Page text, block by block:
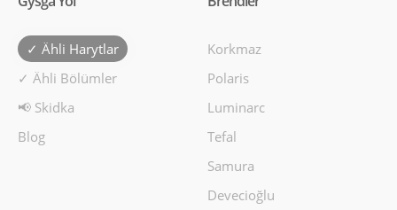
✓ Ähli Harytlar
✓ Ähli Bölümler
📢 Skidka
Blog
Korkmaz
Polaris
Luminarc
Tefal
Samura
Devecioğlu